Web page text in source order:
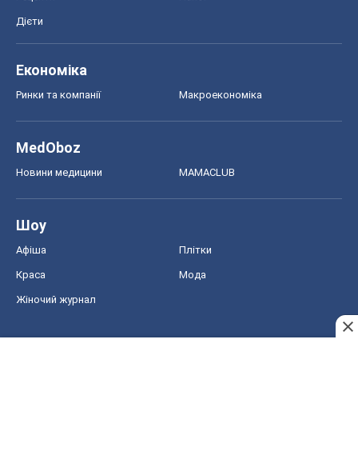
Дієти
Економіка
Ринки та компанії Макроекономіка
MedOboz
Новини медицини MAMACLUB
Шоу
Афіша Плітки
Краса Мода
Жіночий журнал